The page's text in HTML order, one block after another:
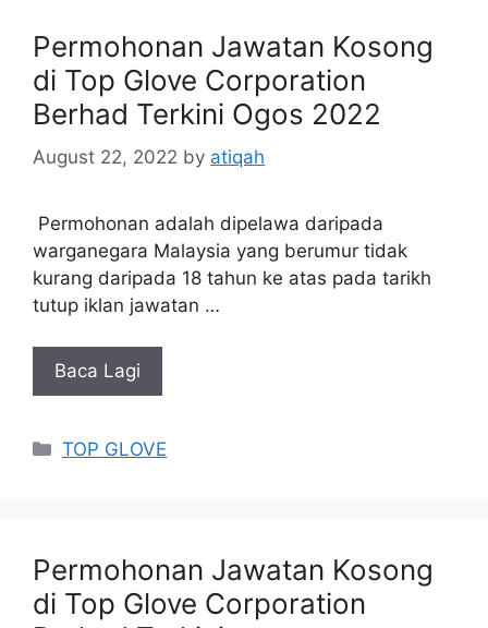
Permohonan Jawatan Kosong
di Top Glove Corporation
Berhad Terkini Ogos 2022
August 22, 2022 by atiqah
Permohonan adalah dipelawa daripada
warganegara Malaysia yang berumur tidak
kurang daripada 18 tahun ke atas pada tarikh
tutup iklan jawatan …
Baca Lagi
Categories
TOP GLOVE
Permohonan Jawatan Kosong
di Top Glove Corporation